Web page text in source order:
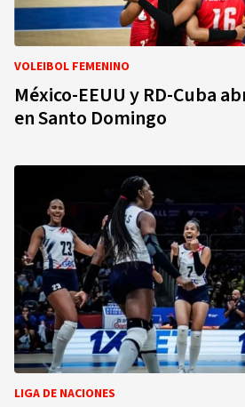
VOLEIBOL FEMENINO
México-EEUU y RD-Cuba
en Santo Domingo
LIGA DE NACIONES